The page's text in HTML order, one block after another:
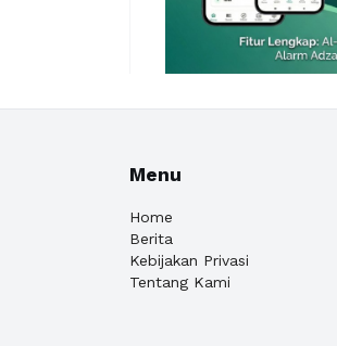
Menu
Home
Berita
Kebijakan Privasi
Tentang Kami